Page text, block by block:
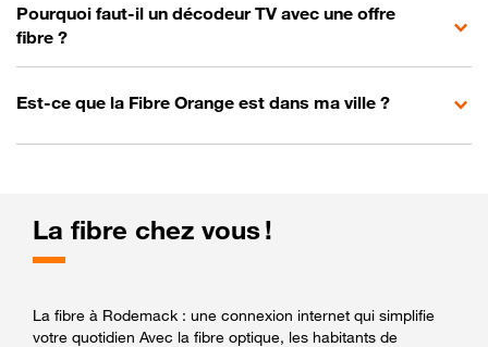
Pourquoi faut-il un décodeur TV avec une offre
fibre ?
Est-ce que la Fibre Orange est dans ma ville ?
La fibre chez vous !
La fibre à Rodemack : une connexion internet qui simplifie
votre quotidien Avec la fibre optique, les habitants de